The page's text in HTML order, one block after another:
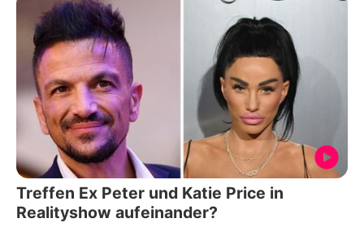
Treffen Ex Peter und Katie Price in
Realityshow aufeinander?